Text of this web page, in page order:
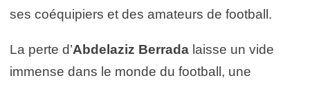
ses coéquipiers et des amateurs de football.
La perte d’Abdelaziz Berrada laisse un vide
immense dans le monde du football, une